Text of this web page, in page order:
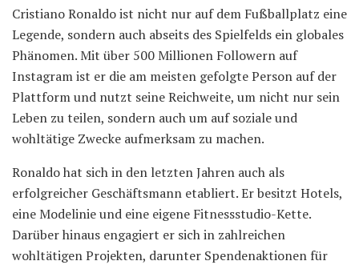
Cristiano Ronaldo ist nicht nur auf dem Fußballplatz eine
Legende, sondern auch abseits des Spielfelds ein globales
Phänomen. Mit über 500 Millionen Followern auf
Instagram ist er die am meisten gefolgte Person auf der
Plattform und nutzt seine Reichweite, um nicht nur sein
Leben zu teilen, sondern auch um auf soziale und
wohltätige Zwecke aufmerksam zu machen.
Ronaldo hat sich in den letzten Jahren auch als
erfolgreicher Geschäftsmann etabliert. Er besitzt Hotels,
eine Modelinie und eine eigene Fitnessstudio-Kette.
Darüber hinaus engagiert er sich in zahlreichen
wohltätigen Projekten, darunter Spendenaktionen für